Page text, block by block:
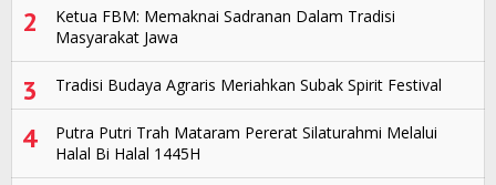
2
Ketua FBM: Memaknai Sadranan Dalam Tradisi
Masyarakat Jawa
3 Tradisi Budaya Agraris Meriahkan Subak Spirit Festival
4
Putra Putri Trah Mataram Pererat Silaturahmi Melalui
Halal Bi Halal 1445H